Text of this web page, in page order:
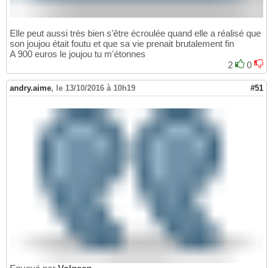
Elle peut aussi très bien s'être écroulée quand elle a réalisé que
son joujou était foutu et que sa vie prenait brutalement fin
A 900 euros le joujou tu m'étonnes
2
0
andry.aime, le 13/10/2016 à 10h19 #51